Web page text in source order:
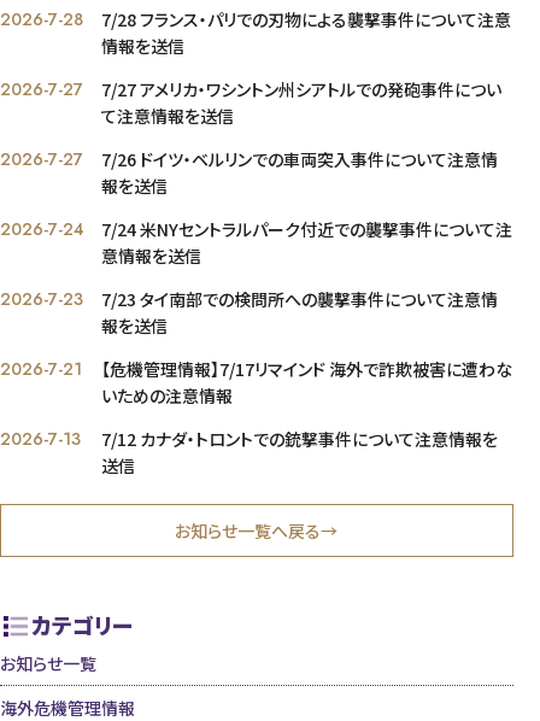
カテゴリー
お知らせ一覧
海外危機管理情報
2026-7-28
7/28 フランス・パリでの刃物による襲撃事件について注意
情報を送信
2026-7-27
7/27 アメリカ・ワシントン州シアトルでの発砲事件につい
て注意情報を送信
2026-7-27
7/26 ドイツ・ベルリンでの車両突入事件について注意情
報を送信
2026-7-24
7/24 米NYセントラルパーク付近での襲撃事件について注
意情報を送信
2026-7-23
7/23 タイ南部での検問所への襲撃事件について注意情
報を送信
2026-7-21
【危機管理情報】7/17リマインド 海外で詐欺被害に遭わな
いための注意情報
2026-7-13
7/12 カナダ・トロントでの銃撃事件について注意情報を
送信
お知らせ一覧へ戻る→